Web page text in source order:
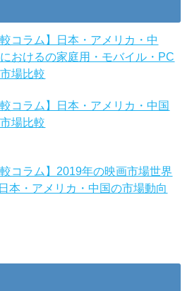
較コラム】日本・アメリカ・中
おけるの家庭用・モバイル・PC
場比較
較コラム】日本・アメリカ・中国
場比較
較コラム】2019年の映画市場世界
本・アメリカ・中国の市場動向